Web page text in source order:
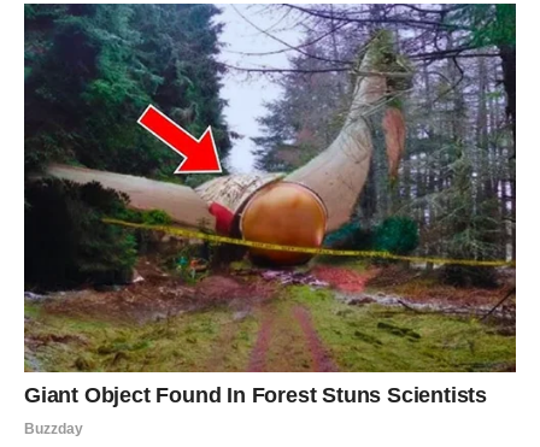
Za one koji žele smanjiti troškove struje bez drastičnih
promjena u životnim navikama, isključivanje rutera tokom
noći je jednostavan, ali efikasan početak. Na taj način,